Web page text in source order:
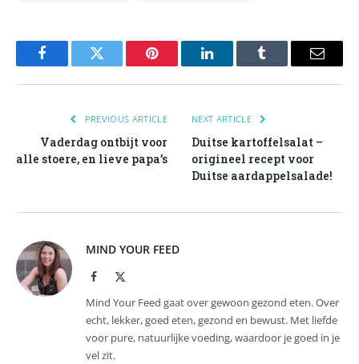
FacebookTwitter Pinterest LinkedInTumblr Email
PREVIOUS ARTICLE
Vaderdag ontbijt voor
alle stoere, en lieve papa’s
NEXT ARTICLE
Duitse kartoffelsalat –
origineel recept voor
Duitse aardappelsalade!
MIND YOUR FEED
Facebook
Mind Your Feed gaat over gewoon gezond eten. Over
echt, lekker, goed eten, gezond en bewust. Met liefde
voor pure, natuurlijke voeding, waardoor je goed in je
vel zit.